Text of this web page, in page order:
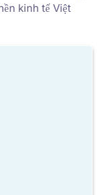
kinh tế Việt